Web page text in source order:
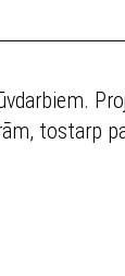
tostarp